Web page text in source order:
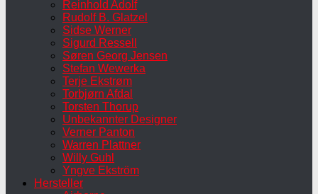
Reinhold Adolf
Rudolf B. Glatzel
Sidse Werner
Sigurd Ressell
Søren Georg Jensen
Stefan Wewerka
Terje Ekstrøm
Torbjørn Afdal
Torsten Thorup
Unbekannter Designer
Verner Panton
Warren Plattner
Willy Guhl
Yngve Ekström
Hersteller